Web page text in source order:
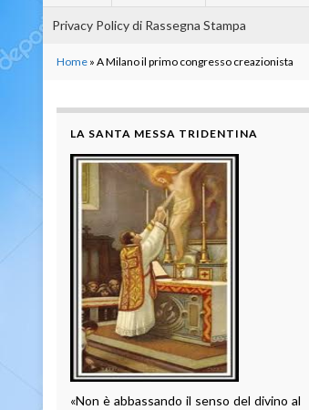
Privacy Policy di Rassegna Stampa
Home » A Milano il primo congresso creazionista
LA SANTA MESSA TRIDENTINA
«Non è abbassando il senso del divino al